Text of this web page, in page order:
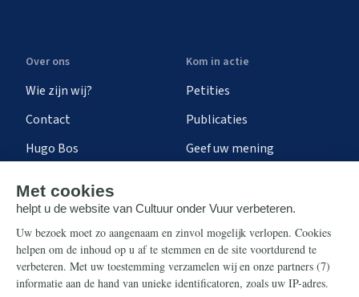
Over ons
Wie zijn wij?
Contact
Hugo Bos
Kom in actie
Petities
Publicaties
Geef uw mening
Steun ons
Nieuwsbrief
Eenmalig
Info
Contact
Ontvang onze Telegram-